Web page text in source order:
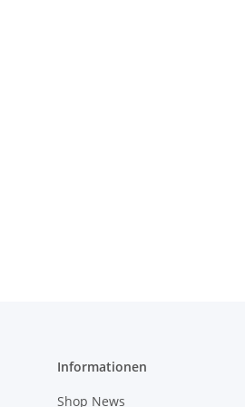
Informationen
Shop News